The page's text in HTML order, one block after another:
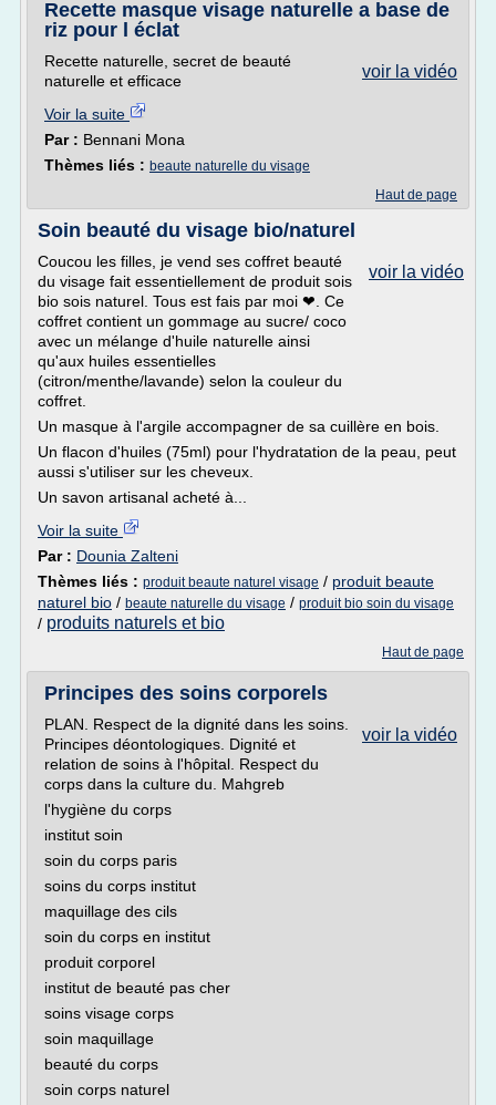
Recette masque visage naturelle a base de
riz pour l éclat
voir la vidéo
Recette naturelle, secret de beauté
naturelle et efficace
Voir la suite
Par : Bennani Mona
Thèmes liés : beaute naturelle du visage
Haut de page
Soin beauté du visage bio/naturel
voir la vidéo
Coucou les filles, je vend ses coffret beauté
du visage fait essentiellement de produit sois
bio sois naturel. Tous est fais par moi ❤. Ce
coffret contient un gommage au sucre/ coco
avec un mélange d'huile naturelle ainsi
qu'aux huiles essentielles
(citron/menthe/lavande) selon la couleur du
coffret.
Un masque à l'argile accompagner de sa cuillère en bois.
Un flacon d'huiles (75ml) pour l'hydratation de la peau, peut
aussi s'utiliser sur les cheveux.
Un savon artisanal acheté à...
Voir la suite
Par : Dounia Zalteni
Thèmes liés : produit beaute naturel visage / produit beaute
naturel bio / beaute naturelle du visage / produit bio soin du visage
/ produits naturels et bio
Haut de page
Principes des soins corporels
voir la vidéo
PLAN. Respect de la dignité dans les soins.
Principes déontologiques. Dignité et
relation de soins à l'hôpital. Respect du
corps dans la culture du. Mahgreb
l'hygiène du corps
institut soin
soin du corps paris
soins du corps institut
maquillage des cils
soin du corps en institut
produit corporel
institut de beauté pas cher
soins visage corps
soin maquillage
beauté du corps
soin corps naturel